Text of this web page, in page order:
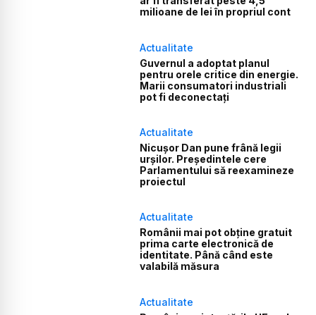
milioane de lei în propriul cont
Actualitate
Guvernul a adoptat planul
pentru orele critice din energie.
Marii consumatori industriali
pot fi deconectați
Actualitate
Nicușor Dan pune frână legii
urșilor. Președintele cere
Parlamentului să reexamineze
proiectul
Actualitate
Românii mai pot obține gratuit
prima carte electronică de
identitate. Până când este
valabilă măsura
Actualitate